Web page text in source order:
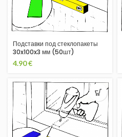
Подставки под стеклопакеты
30x100x3 мм (50шт)
4.90€